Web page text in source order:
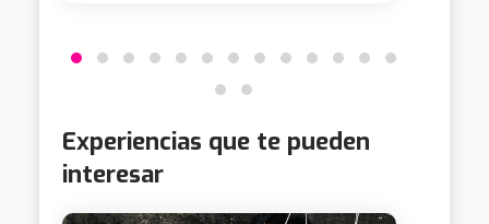
Experiencias que te pueden
interesar